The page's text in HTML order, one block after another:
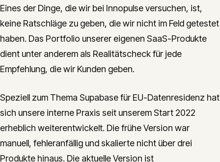
Eines der Dinge, die wir bei Innopulse versuchen, ist,
keine Ratschläge zu geben, die wir nicht im Feld getestet
haben. Das Portfolio unserer eigenen SaaS-Produkte
dient unter anderem als Realitätscheck für jede
Empfehlung, die wir Kunden geben.
Speziell zum Thema Supabase für EU-Datenresidenz hat
sich unsere interne Praxis seit unserem Start 2022
erheblich weiterentwickelt. Die frühe Version war
manuell, fehleranfällig und skalierte nicht über drei
Produkte hinaus. Die aktuelle Version ist